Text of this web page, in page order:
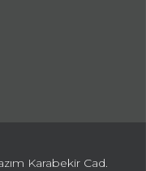
Karabekir Cad.